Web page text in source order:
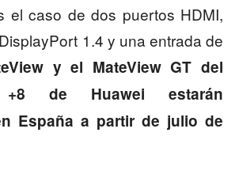
el caso de dos puertos HDMI,
1.4 y una entrada de
y el MateView GT del
+8 de Huawei estarán
España a partir de julio de